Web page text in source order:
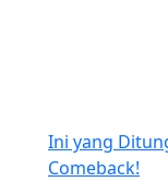
Ini yang
Comeback!